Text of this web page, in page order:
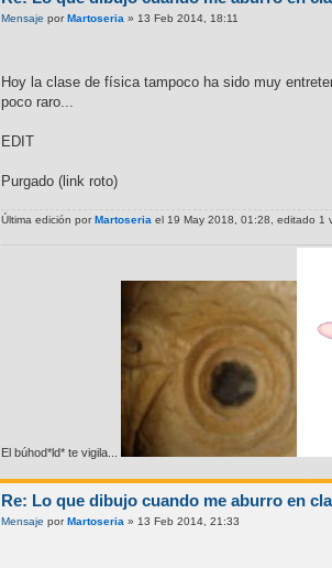
Mensaje porMartoseria » 13 Feb 2014, 18:11
Hoy la clase de física tampoco ha sido muy
poco raro...
EDIT
Purgado (link roto)
Última edición porMartoseria el 19 May 2018, 01:28, editado 1
El búhod*ld* te vigila...
Re: Lo que dibujo cuando me aburro en
Mensaje porMartoseria » 13 Feb 2014, 21:33